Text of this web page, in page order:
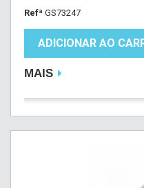
Refª GS73247
ADICIONAR AO
MAIS